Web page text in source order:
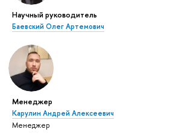
Научный руководитель
Баевский Олег Артемович
Менеджер
Карулин Андрей Алексеевич
Менеджер